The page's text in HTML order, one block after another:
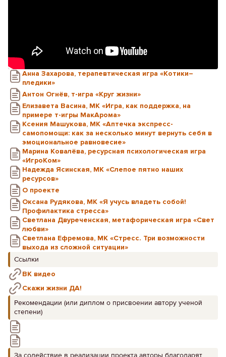
Анна Захарова, терапевтическая игра «Котики–
пледики»
Антон Огнёв, т-игра «Круг жизни»
Елизавета Васина, МК «Игра, как поддержка, на
примере т-игры МакАрома»
Ксения Машукова, МК «Аптечка экспресс-
самопомощи: как за несколько минут вернуть себя в
эмоциональное равновесие»
Марина Ковалёва, ресурсная психологическая игра
«ИгроКом»
Надежда Ясинская, МК «Слепое пятно наших
ресурсов»
О проекте
Оксана Рудякова, МК «Я учусь владеть собой!
Профилактика стресса»
Светлана Двуреченская, метафорическая игра «Свет
любви»
Светлана Ефремова, МК «Стресс. Три возможности
выхода из сложной ситуации»
Ссылки
ВК видео
Скажи жизни ДА!
Рекомендации (или диплом о присвоении автору ученой
степени)
За содействие в реализации проекта авторы благодарят